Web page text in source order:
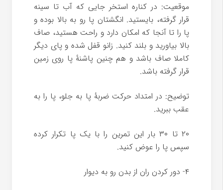
موقعیت: در کناره استخر جایی که آب تا سینه
قرار گرفته، بایستید. انگشتان پا رو به بالا بوده و
پا را تا آنجا که امکان دارد و راحت هستید، صاف
بالا بیاورید و بلند کنید. زانو قفل شده و پای دیگر
کاملا صاف باشد و هم چنین پاشنۀ پا روی زمین
قرار گرفته باشد.
توضیح: در امتداد حرکت ضربۀ پا به جلو، پا را به
عقب ببرید.
۲۰ تا ۳۰ بار این تمرین را با یک پا تکرار کرده
سپس پا را عوض کنید.
۴- دور کردن ران از بدن رو به دیوار